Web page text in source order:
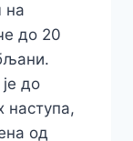
на
до 20
до
наступа,
од